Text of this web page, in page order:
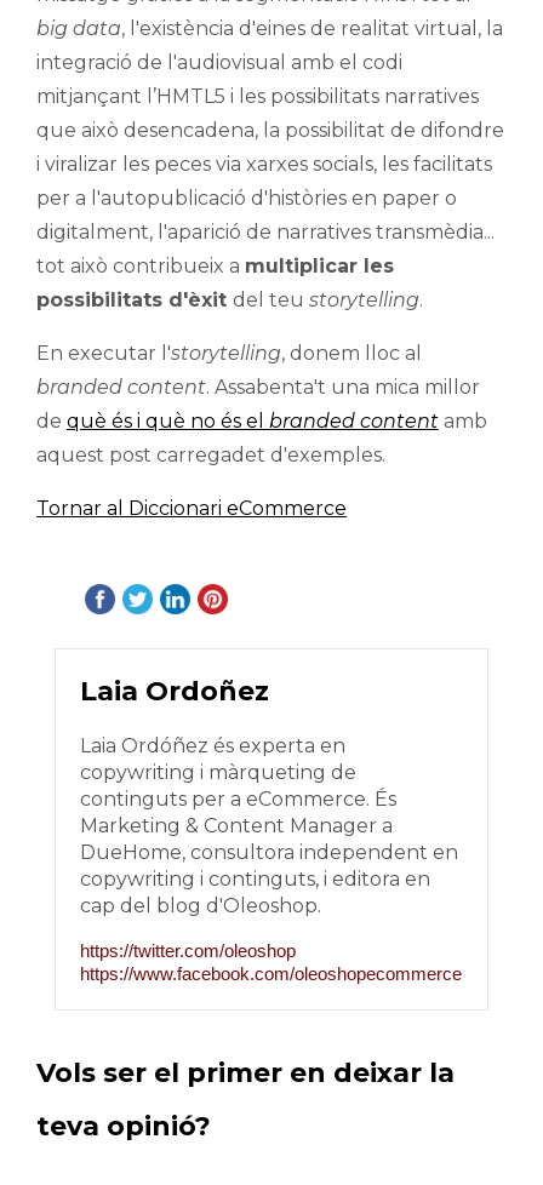
big data, l'existència d'eines de realitat virtual, la
integració de l'audiovisual amb el codi
mitjançant l’HMTL5 i les possibilitats narratives
que això desencadena, la possibilitat de difondre
i viralizar les peces via xarxes socials, les facilitats
per a l'autopublicació d'històries en paper o
digitalment, l'aparició de narratives transmèdia...
tot això contribueix a multiplicar les
possibilitats d'èxit del teu storytelling.
En executar l'storytelling, donem lloc al
branded content. Assabenta't una mica millor
de què és i què no és el branded content amb
aquest post carregadet d'exemples.
Tornar al Diccionari eCommerce
Laia Ordoñez
Laia Ordóñez és experta en
copywriting i màrqueting de
continguts per a eCommerce. És
Marketing & Content Manager a
DueHome, consultora independent en
copywriting i continguts, i editora en
cap del blog d'Oleoshop.
https://twitter.com/oleoshop
https://www.facebook.com/oleoshopecommerce
Vols ser el primer en deixar la
teva opinió?